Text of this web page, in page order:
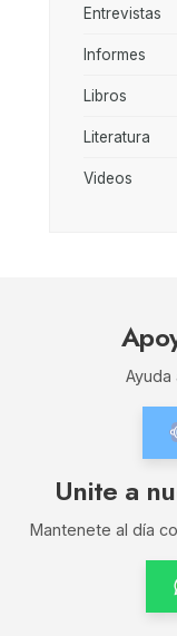
Entrevistas
Informes
Libros
Literatura
Videos
Unite a
Mantenete al día